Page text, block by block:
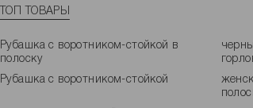
ТОП ТОВАРЫ
Рубашка с воротником-стойкой в
полоску
Рубашка с воротником-стойкой